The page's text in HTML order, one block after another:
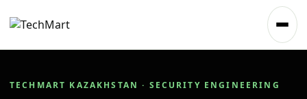
TECHMART KAZAKHSTAN · SECURITY ENGINEERING